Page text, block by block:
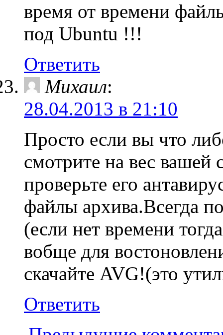
время от времени
под Ubuntu !!!
Ответить
Михаил:
28.04.2013 в 21:10
Просто если вы что
смотрите на вес вашей
проверьте его
файлы архива.Всегда
(если нет времени
вобще для
скачайте AVG!(это
Ответить